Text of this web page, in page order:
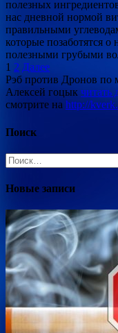
полезных
нас дневной нормой
правильными
которые позаботятся о
полезными грубыми
Пагинация
записей
1 2 Далее
Рэб против Дронов по
Алексей гоцык читать
смотрите на http://
Поиск
Найти:
Новые записи